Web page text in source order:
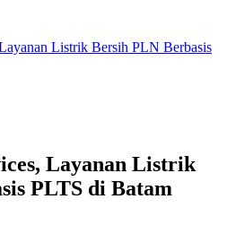
Listrik Bersih PLN Berbasis
Layanan Listrik
PLTS di Batam